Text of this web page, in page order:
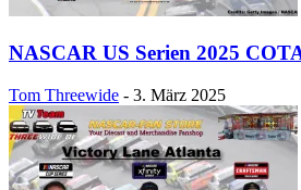
NASCAR US Serien 2025
Tom Threewide - 3. März 2025